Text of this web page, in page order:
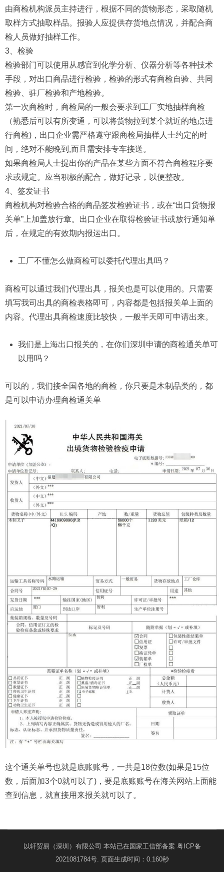
由商检机构派员主持进行，根据不同的货物形态，采取随机
取样方式抽取样品。报验人应提供存货地点情况，并配合商
检人员做好抽样工作。
3、检验
检验部门可以使用从感官到化学分析、仪器分析等各种技术
手段，对出口商品进行检验，检验的形式有商检自验、共同
检验、驻厂检验和产地检验。
第一次商检时，商检局的一般会要求到工厂实地抽样商检
（熟悉后可以有所变通，可以将货物拉到某个就近的地点进
行商检)，出口企业需严格遵守跟商检局抽样人士约定的时
间，绝对不能晚到,而且需安排专车接送。
如果商检局人士提出你的产品在某些方面不符合商检程序要
求或规定。应当积极的配合，做好记录，以便整改。
4、签发证书
商检机构对检验合格的商品签发检验证书，或在“出口货物报
关单”上加盖放行章。出口企业在取得检验证书或放行通知单
后，在规定的有效期内报运出口。
工厂不懂怎么做商检可以委托代理出具吗？
商检可以通过我们代理出具，报关也是可以使用的。只需要
填写我司出具的商检表格即可，内容都是包括报关单上面的
内容。代理出具商检速度比较快，一般半天即可申请出来。
我们是上海出口报关的，在你们深圳申请的商检通关单可
以用吗？
可以的，我们接全国各地的商检，你只要是木制品类的，都
是可以申请办理商检通关单
这个通关单号也就是底账账号，一共是18位数(如果是15位
数，后面加3个0就可以了)，要是底账账号在海关网站上面能
查到信息，就直接用来报关就可以了。
以轩贸易（深圳）有限公司 本站已在国家工信部备案 粤ICP备
2021081784号. 页面生成时间：0.160秒